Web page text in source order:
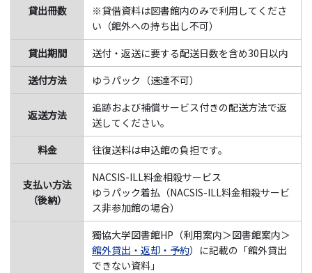
貸出冊数
※貸借資料は図書館内のみで利用してくださ
い（館外への持ち出し不可）
貸出期間
送付・返送に要する配送日数を含め30日以内
送付方法
ゆうパック（速達不可）
返送方法
追跡および補償サービス付きの配送方法で返
送してください。
料金
往復送料は申込館の負担です。
支払い方法
（後納）
NACSIS-ILL料金相殺サービス
ゆうパック着払（NACSIS-ILL料金相殺サービ
ス非参加館の場合）
獨協大学図書館HP（利用案内＞図書館案内＞
館外貸出・返却・予約）に記載の「館外貸出
できない資料」